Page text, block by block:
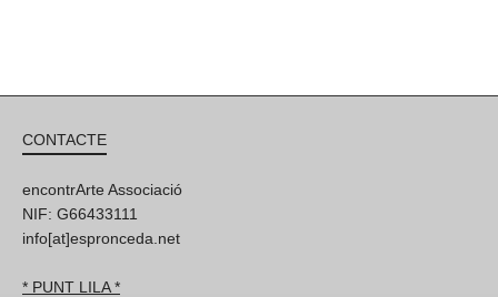
CONTACTE
encontrArte Associació
NIF: G66433111
info[at]espronceda.net
* PUNT LILA *